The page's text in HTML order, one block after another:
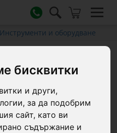
бисквитки
и други,
за да подобрим
сайт, като ви
съдържание и
Инструменти и оборудване
тор,